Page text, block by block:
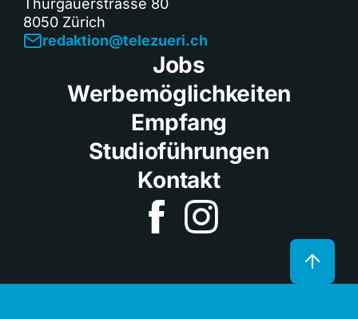
8050 Zürich
redaktion@telezueri.ch
Jobs
Werbemöglichkeiten
Empfang
Studioführungen
Kontakt